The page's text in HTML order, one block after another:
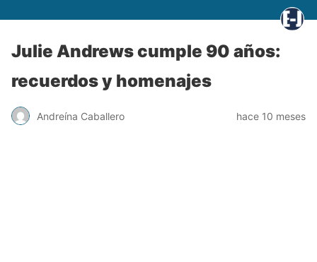
Julie Andrews cumple 90 años:
recuerdos y homenajes
Andreína Caballero hace 10 meses